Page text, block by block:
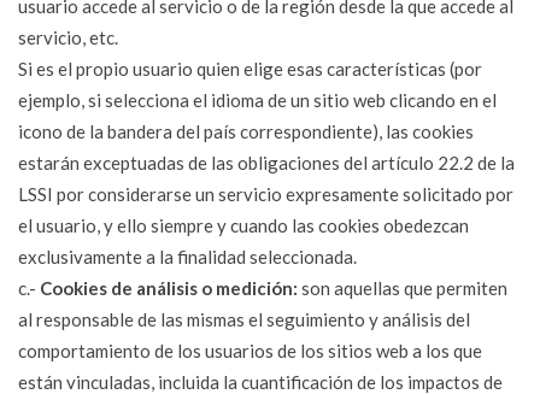
usuario accede al servicio o de la región desde la que accede al
servicio, etc.
Si es el propio usuario quien elige esas características (por
ejemplo, si selecciona el idioma de un sitio web clicando en el
icono de la bandera del país correspondiente), las cookies
estarán exceptuadas de las obligaciones del artículo 22.2 de la
LSSI por considerarse un servicio expresamente solicitado por
el usuario, y ello siempre y cuando las cookies obedezcan
exclusivamente a la finalidad seleccionada.
c.- Cookies de análisis o medición: son aquellas que permiten
al responsable de las mismas el seguimiento y análisis del
comportamiento de los usuarios de los sitios web a los que
están vinculadas, incluida la cuantificación de los impactos de